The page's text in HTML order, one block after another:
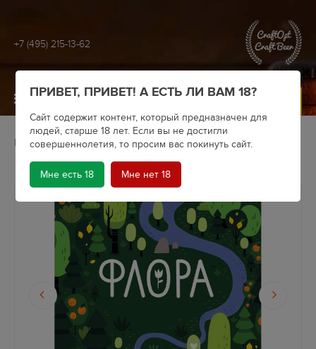
+7 (495) 215-13-62
МЕНЮ
Главная Архив Чаща Пиво Чаща Флора (банка 0.5)
ПРИВЕТ, ПРИВЕТ! А ЕСТЬ ЛИ ВАМ 18?
Сайт содержит контент, который предназначен для
людей, старше 18 лет. Если вы не достигли
совершеннолетия, то просим вас покинуть сайт.
Мне есть 18 Мне нет 18